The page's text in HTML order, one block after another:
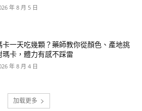
年 8 月 5 日
卡一天吃幾顆？藥師教你從顏色、產地挑
瑪卡，體力有感不踩雷
年 8 月 4 日
加载更多